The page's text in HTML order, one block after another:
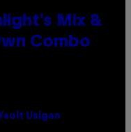
Mix &
Combo
Usigan